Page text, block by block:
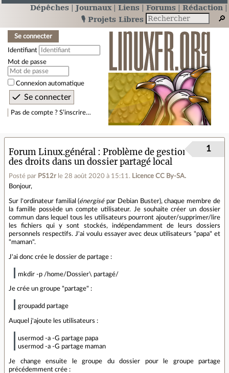
Dépêches Journaux Liens Forums
Rédaction
🎙️ Projets Libres
Se connecter
Identifiant
Mot de passe
Connexion automatique
Pas de compte ? S’inscrire…
Forum Linux.général
Problème de gestion
des droits dans un dossier partagé local
Posté par PS12r le 28 août 2020 à 15:11 . Licence CC By‑SA.
1
Bonjour,
Sur l'ordinateur familial (énergisépar Debian Buster), chaque membre de
la famille possède un compte utilisateur. Je souhaite créer un dossier
commun dans lequel tous les utilisateurs pourront ajouter/supprimer/lire
les fichiers qui y sont stockés, indépendamment de leurs dossiers
personnels respectifs. J'ai voulu essayer avec deux utilisateurs "papa" et
"maman".
J'ai donc crée le dossier de partage :
mkdir -p /home/Dossier\ partagé/
Je crée un groupe "partage" :
groupadd partage
Auquel j'ajoute les utilisateurs :
usermod -a -G partage papa
usermod -a -G partage maman
Je change ensuite le groupe du dossier pour le groupe partage
précédemment crée :